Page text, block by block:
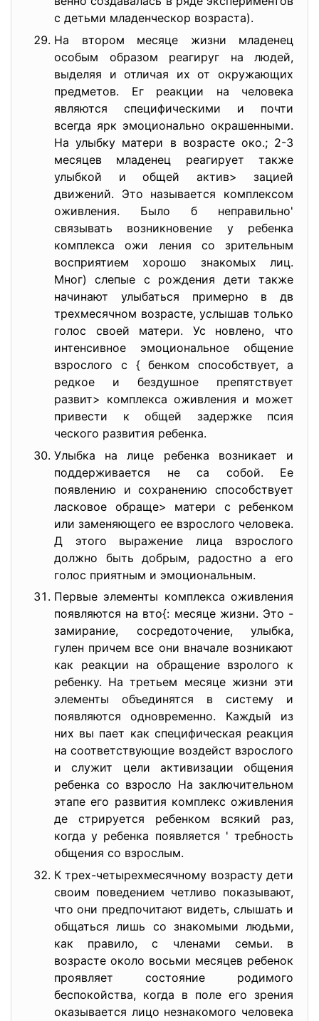
с детьми младенческор возраста).
На втором месяце жизни младенец
особым образом реагируг на людей,
выделяя и отличая их от окружающих
предметов. Ег реакции на человека
являются специфическими и почти
всегда ярк эмоционально окрашенными.
На улыбку матери в возрасте око.; 2-3
месяцев младенец реагирует также
улыбкой и общей актив> зацией
движений. Это называется комплексом
оживления. Было б неправильно'
связывать возникновение у ребенка
комплекса ожи ления со зрительным
восприятием хорошо знакомых лиц.
Мног) слепые с рождения дети также
начинают улыбаться примерно в дв
трехмесячном возрасте, услышав только
голос своей матери. Ус новлено, что
интенсивное эмоциональное общение
взрослого с { бенком способствует, а
редкое и бездушное препятствует
развит> комплекса оживления и может
привести к общей задержке псия
ческого развития ребенка.
Улыбка на лице ребенка возникает и
поддерживается не са собой. Ее
появлению и сохранению способствует
ласковое обраще> матери с ребенком
или заменяющего ее взрослого человека.
Д этого выражение лица взрослого
должно быть добрым, радостно а его
голос приятным и эмоциональным.
Первые элементы комплекса оживления
появляются на вто{: месяце жизни. Это -
замирание, сосредоточение, улыбка,
гулен причем все они вначале возникают
как реакции на обращение взролого к
ребенку. На третьем месяце жизни эти
элементы объединятся в систему и
появляются одновременно. Каждый из
них вы пает как специфическая реакция
на соответствующие воздейст взрослого
и служит цели активизации общения
ребенка со взросло На заключительном
этапе его развития комплекс оживления
де стрируется ребенком всякий раз,
когда у ребенка появляется ' требность
общения со взрослым.
К трех-четырехмесячному возрасту дети
своим поведением четливо показывают,
что они предпочитают видеть, слышать и
общаться лишь со знакомыми людьми,
как правило, с членами семьи. в
возрасте около восьми месяцев ребенок
проявляет состояние родимого
беспокойства, когда в поле его зрения
оказывается лицо незнакомого человека